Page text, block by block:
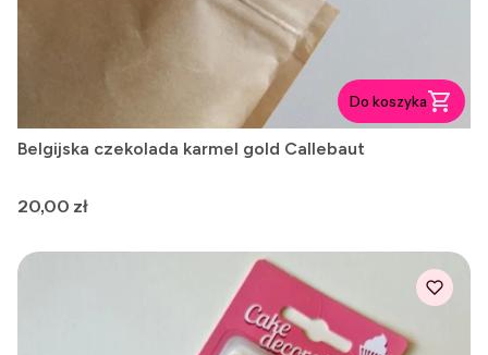
Do koszyka
Belgijska czekolada karmel gold Callebaut
Cena
20,00 zł